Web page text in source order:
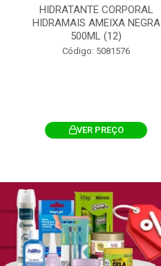
HIDRATANTE CORPORAL
HIDRAMAIS AMEIXA NEGRA
500ML (12)
Código: 5081576
VER PREÇO